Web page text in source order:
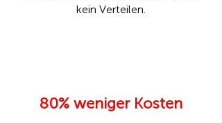
kein Verteilen.
80% weniger Kosten